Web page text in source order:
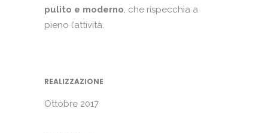
pulito e moderno, che rispecchia a
pieno l’attività.
REALIZZAZIONE
Ottobre 2017